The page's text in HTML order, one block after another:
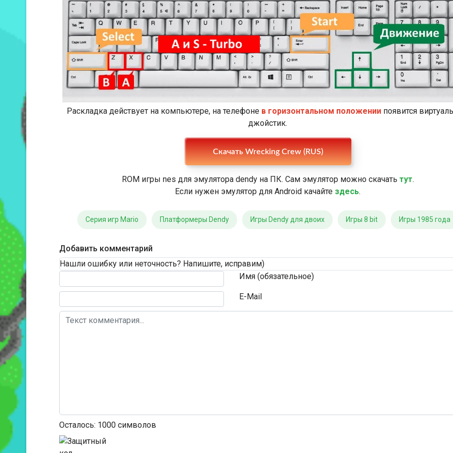
Раскладка действует на компьютере, на телефоне в горизонтальном положениипоявится
джойстик.
Скачать Wrecking Crew (RUS)
ROM игры nes для эмулятора dendy на ПК. Сам эмулятор можно скачать тут.
Если нужен эмулятор для Android качайте здесь.
Серия игр Mario Платформеры Dendy Игры Dendy для двоих Игры 8 bit Игры 1985 года
Добавить комментарий
Нашли ошибку или неточность? Напишите, исправим)
Имя (обязательное)
E-Mail
Текст комментария
Осталось: 1000 символов